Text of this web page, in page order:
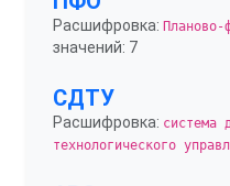
Расшифровка: Планово-
значений: 7
СДТУ
Расшифровка: система
технологического